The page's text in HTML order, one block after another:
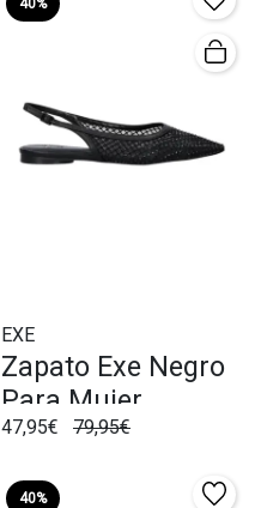
EXE
Zapato Exe Negro
Para Mujer
47,95€ 79,95€
40%